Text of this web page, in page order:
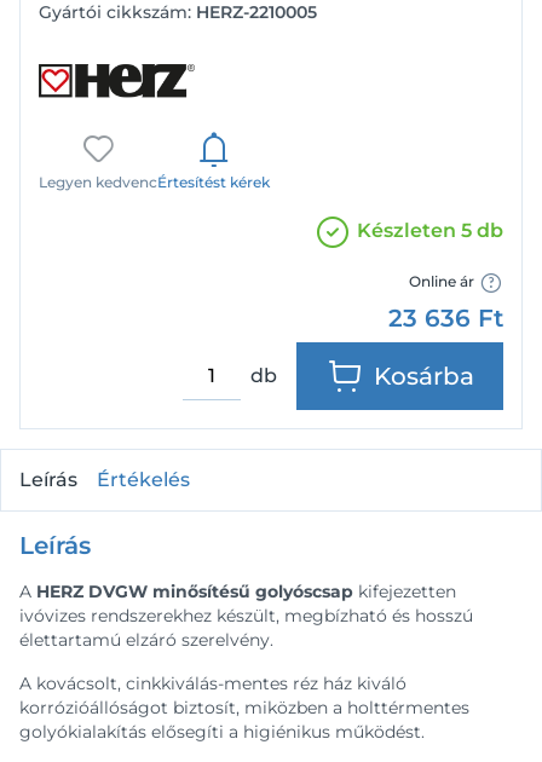
Gyártói cikkszám: HERZ-2210005
Legyen kedvencÉrtesítést kérek
Készleten 5 db
Online ár
23 636 Ft
db Kosárba
Leírás Értékelés
Leírás
A HERZ DVGW minősítésű golyóscsap kifejezetten
ivóvizes rendszerekhez készült, megbízható és hosszú
élettartamú elzáró szerelvény.
A kovácsolt, cinkkiválás-mentes réz ház kiváló
korrózióállóságot biztosít, miközben a holttérmentes
golyókialakítás elősegíti a higiénikus működést.